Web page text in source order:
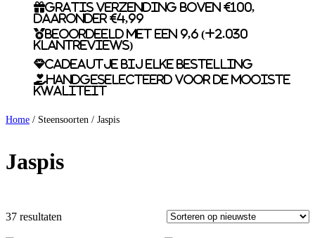
Gratis verzending boven €100,
daaronder €4,99
Beoordeeld met een 9,6 (+2.030
klantreviews)
Cadeautje bij elke bestelling
Handgeselecteerd voor de mooiste
kwaliteit
Home / Steensoorten / Jaspis
Jaspis
37 resultaten